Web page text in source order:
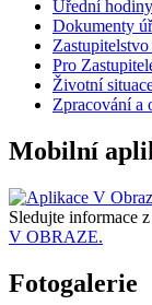
Úřední hodiny
Dokumenty
Zastupitelstvo
Pro
Životní
Zpracování a
Mobilní
Sledujte informace
V OBRAZE.
Fotogalerie